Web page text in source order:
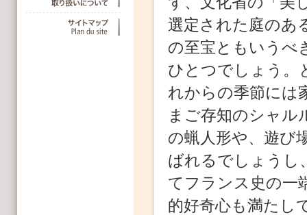
選定された庭のあ
の至宝ともいうべ
ひとつでしょう。
れからの季節には
まご存知のシャル
の蝋人形や、遊び
ばれるでしょうし
てフランス史の一
的好奇心も満たし